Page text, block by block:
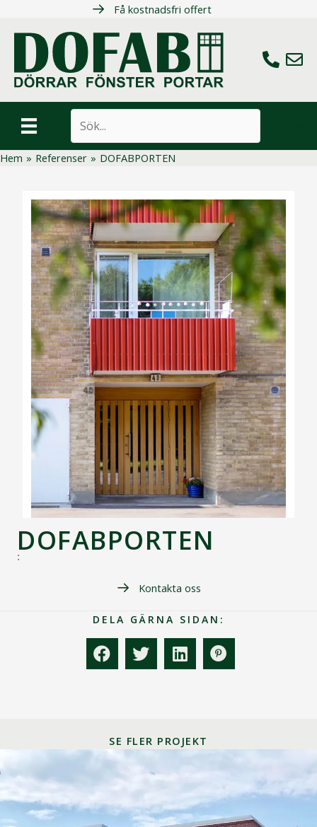
innehåll
Få kostnadsfri offert
Ring oss
Maila
Hem » Referenser » DOFABPORTEN
DOFABPORTEN
:
Kontakta oss
DELA GÄRNA SIDAN:
SE FLER PROJEKT